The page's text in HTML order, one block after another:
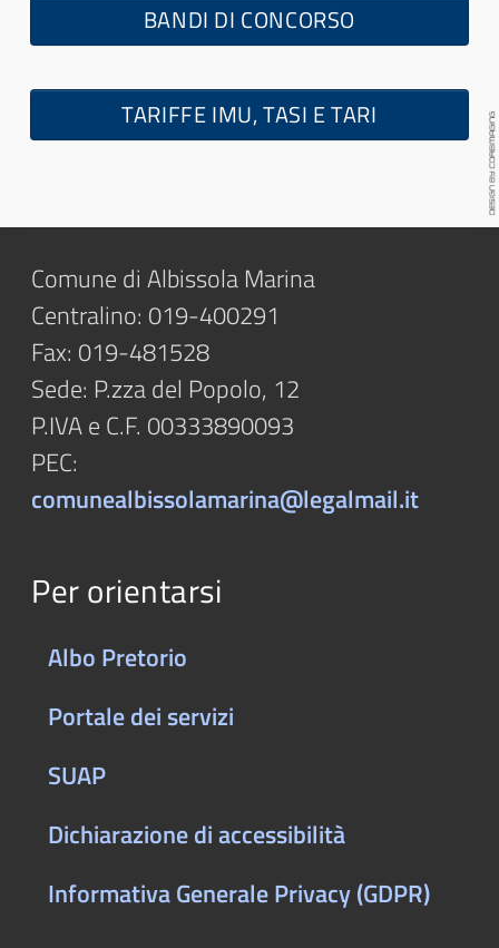
BANDI DI CONCORSO
TARIFFE IMU, TASI E TARI
Comune di Albissola Marina
Centralino: 019-400291
Fax: 019-481528
Sede: P.zza del Popolo, 12
P.IVA e C.F. 00333890093
PEC:
comunealbissolamarina@legalmail.it
Per orientarsi
Albo Pretorio
Portale dei servizi
SUAP
Dichiarazione di accessibilità
Informativa Generale Privacy (GDPR)